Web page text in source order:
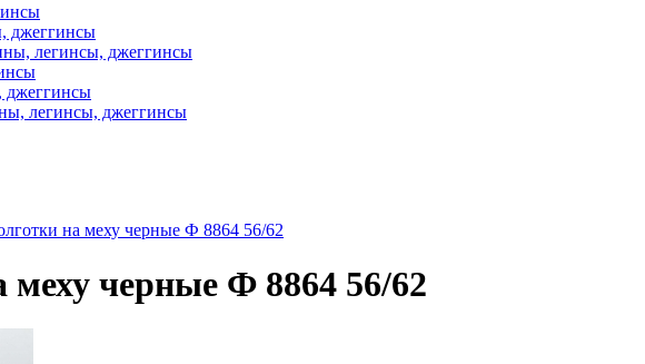
джеггинсы
легинсы, джеггинсы
джеггинсы
легинсы, джеггинсы
на меху черные Ф 8864 56/62
меху черные Ф 8864 56/62